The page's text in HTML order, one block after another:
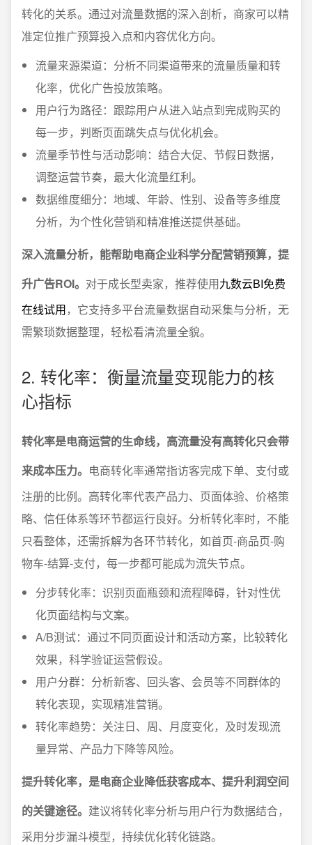
转化的关系。通过对流量数据的深入剖析，商家可以精
准定位推广预算投入点和内容优化方向。
流量来源渠道：分析不同渠道带来的流量质量和转
化率，优化广告投放策略。
用户行为路径：跟踪用户从进入站点到完成购买的
每一步，判断页面跳失点与优化机会。
流量季节性与活动影响：结合大促、节假日数据，
调整运营节奏，最大化流量红利。
数据维度细分：地域、年龄、性别、设备等多维度
分析，为个性化营销和精准推送提供基础。
深入流量分析，能帮助电商企业科学分配营销预算，提
升广告ROI。 对于成长型卖家，推荐使用九数云BI免费
在线试用，它支持多平台流量数据自动采集与分析，无
需繁琐数据整理，轻松看清流量全貌。
2. 转化率：衡量流量变现能力的核
心指标
转化率是电商运营的生命线，高流量没有高转化只会带
来成本压力。 电商转化率通常指访客完成下单、支付或
注册的比例。高转化率代表产品力、页面体验、价格策
略、信任体系等环节都运行良好。分析转化率时，不能
只看整体，还需拆解为各环节转化，如首页-商品页-购
物车-结算-支付，每一步都可能成为流失节点。
分步转化率：识别页面瓶颈和流程障碍，针对性优
化页面结构与文案。
A/B测试：通过不同页面设计和活动方案，比较转化
效果，科学验证运营假设。
用户分群：分析新客、回头客、会员等不同群体的
转化表现，实现精准营销。
转化率趋势：关注日、周、月度变化，及时发现流
量异常、产品力下降等风险。
提升转化率，是电商企业降低获客成本、提升利润空间
的关键途径。 建议将转化率分析与用户行为数据结合，
采用分步漏斗模型，持续优化转化链路。